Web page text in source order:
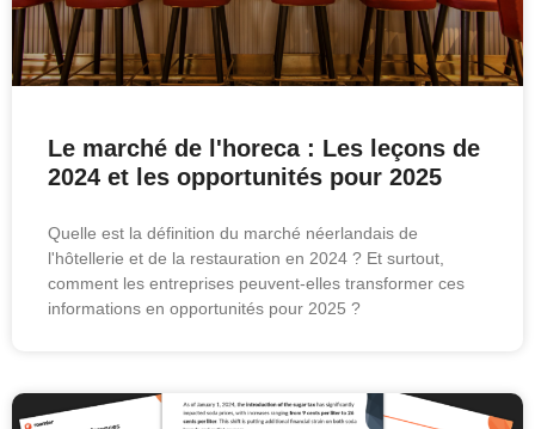
Le marché de l'horeca : Les leçons de
2024 et les opportunités pour 2025
Quelle est la définition du marché néerlandais de
l'hôtellerie et de la restauration en 2024 ? Et surtout,
comment les entreprises peuvent-elles transformer ces
informations en opportunités pour 2025 ?